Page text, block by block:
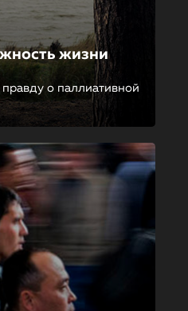
жизни
о паллиативной